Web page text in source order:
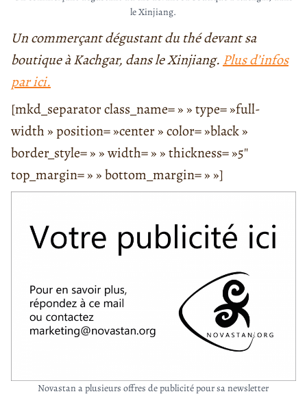
le Xinjiang.
Un commerçant dégustant du thé devant sa
boutique à Kachgar, dans le Xinjiang. Plus d’infos
par ici.
[mkd_separator class_name= » » type= »full-
width » position= »center » color= »black »
border_style= » » width= » » thickness= »5″
top_margin= » » bottom_margin= » »]
Novastan a plusieurs offres de publicité pour sa newsletter